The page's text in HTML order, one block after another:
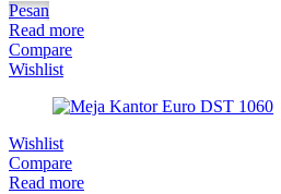
Pesan
Read more
Compare
Wishlist
Wishlist
Compare
Read more